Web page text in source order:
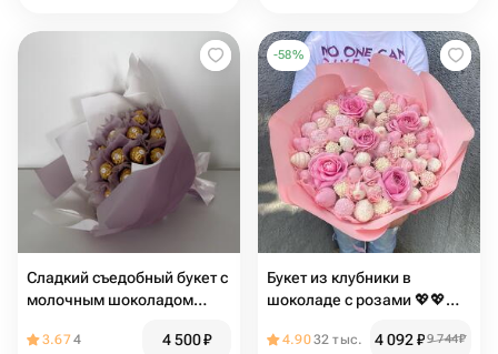
Сладкий съедобный букет с
молочным шоколадом
3.674 4 500₽
-58%
Букет из клубники в
шоколаде с розами 💖💖💖
4.9032 тыс. 4 092₽9 744₽